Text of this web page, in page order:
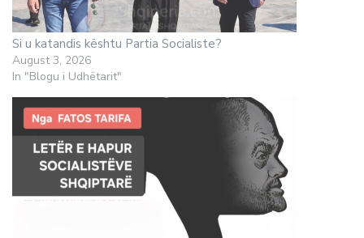
Si u katandis kështu Partia Socialiste?
August 3, 2026
In "Blogu i Udhëtarit"